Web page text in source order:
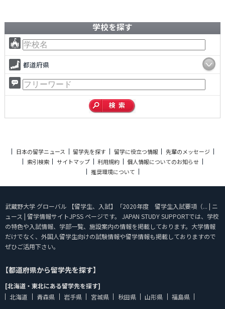
学校を探す
都道府県
日本の留学ニュース 留学先を探す 留学に役立つ情報
先輩のメッセージ
索引検索
サイトマップ 利用規約
個人情報についてのお知らせ
推奨環境について
武蔵野大学 グローバル 【留学生、入試】「2020年度 留学生入試要項（... | ニ
ュース | 留学情報サイトJPSS ページです。 JAPAN STUDY SUPPORTでは、学校
の特色や入試情報、学部一覧、施設案内の情報を掲載しております。大学情報
だけでなく、外国人留学生向けの試験情報や留学情報も掲載しておりますので
ぜひご活用下さい。
【都道府県から留学先を探す】
[北海道・東北にある留学先を探す]
北海道
青森県 岩手県 宮城県 秋田県 山形県
福島県